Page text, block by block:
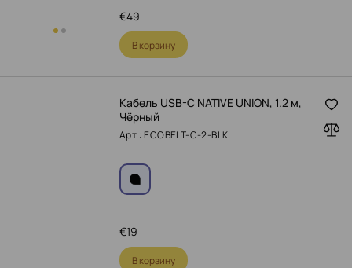
49
€
В корзину
Кабель USB-C NATIVE UNION, 1.2 м,
Чёрный
Арт.: ECOBELT-C-2-BLK
19
€
В корзину